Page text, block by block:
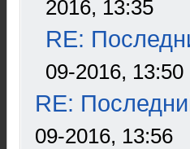
2016, 13:35
RE:
09-2016, 13:50
RE:
09-2016, 13:56